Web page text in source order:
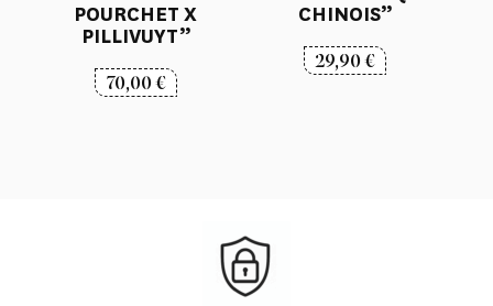
POURCHET X
PILLIVUYT”
70,00€
CHINOIS”
29,90€